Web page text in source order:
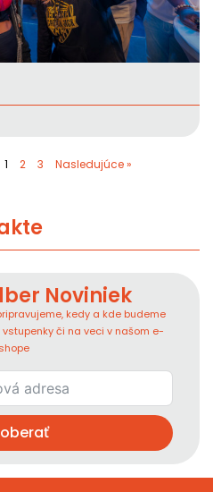
1 2 3 Nasledujúce »
Noviniek
kedy a kde budeme
či na veci v našom e-
shope